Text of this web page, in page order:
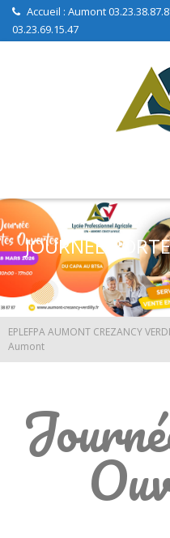
Accueil : Aumont
03.23.69.15.47
JOURNÉE
EPLEFPA AUMONT CREZANCY
Aumont